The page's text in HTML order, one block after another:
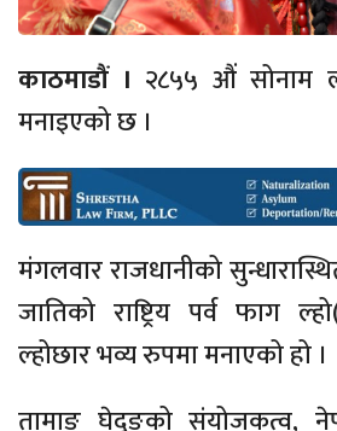
काठमाडौं । २८५५ औं सोनाम
मनाइएको छ ।
मंगलवार राजधानीको
जातिको राष्ट्रिय पर्व फाग
ल्होछार भव्य रुपमा मनाएको हो ।
तामाङ घेदुङको संयोजकत्व,